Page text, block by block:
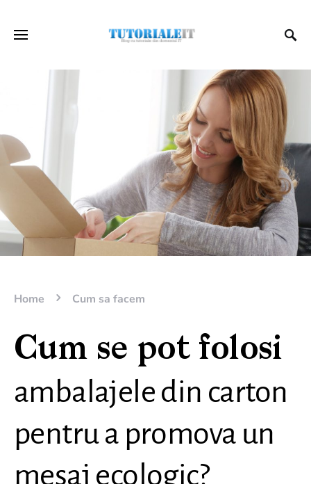
Home Cum sa facem
Cum se pot folosi
ambalajele din carton
pentru a promova un
mesaj ecologic?